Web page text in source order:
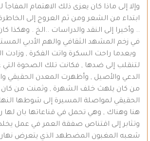
وإلا إلى ماذا كان يعزى ذلك الاهتمام المفاجأ
ابتداء من الشعر ومن ثم العروج إلى
.. وأخيرا إلى النقد والدراسات ..الخ . وهكذا
في زخم المشهد الثقافي والهم الأدبي
وبعدما راحت السكرة واتت الفكرة , وزادت
لتنقلب إلى ضدها , فكانت تلك الصحوة
الدعي والأصيل , وأظهرت المعدن الحقيقي
من كان يلهث خلف الشهرة , وثمنت من كان
الحقيقي لمواصلة المسيرة إلى شوطها
هنا وهناك , وهي تحمل في قناعاتها بان
وتثابر إلى اقتناص صفقة العمر في عمل
شعبه المغبون المضطهد الذي يتعرض نهارا